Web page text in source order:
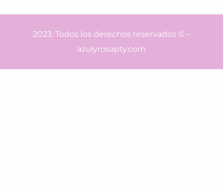
2023. Todos los derechos reservados © –
azulyrosapty.com